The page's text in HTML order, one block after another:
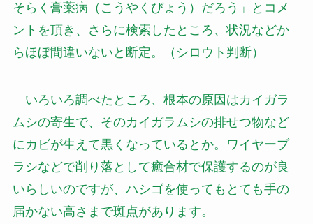
そらく膏薬病（こうやくびょう）だろう」とコメ
ントを頂き、さらに検索したところ、状況などか
らほぼ間違いないと断定。（シロウト判断）
いろいろ調べたところ、根本の原因はカイガラ
ムシの寄生で、そのカイガラムシの排せつ物など
にカビが生えて黒くなっているとか。ワイヤーブ
ラシなどで削り落として癒合材で保護するのが良
いらしいのですが、ハシゴを使ってもとても手の
届かない高さまで斑点があります。